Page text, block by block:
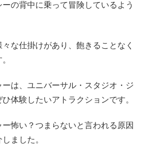
の背中に乗って冒険しているよう
な仕掛けがあり、飽きることなく
は、ユニバーサル・スタジオ・ジ
体験したいアトラクションです。
怖い？つまらないと言われる原因
ました。